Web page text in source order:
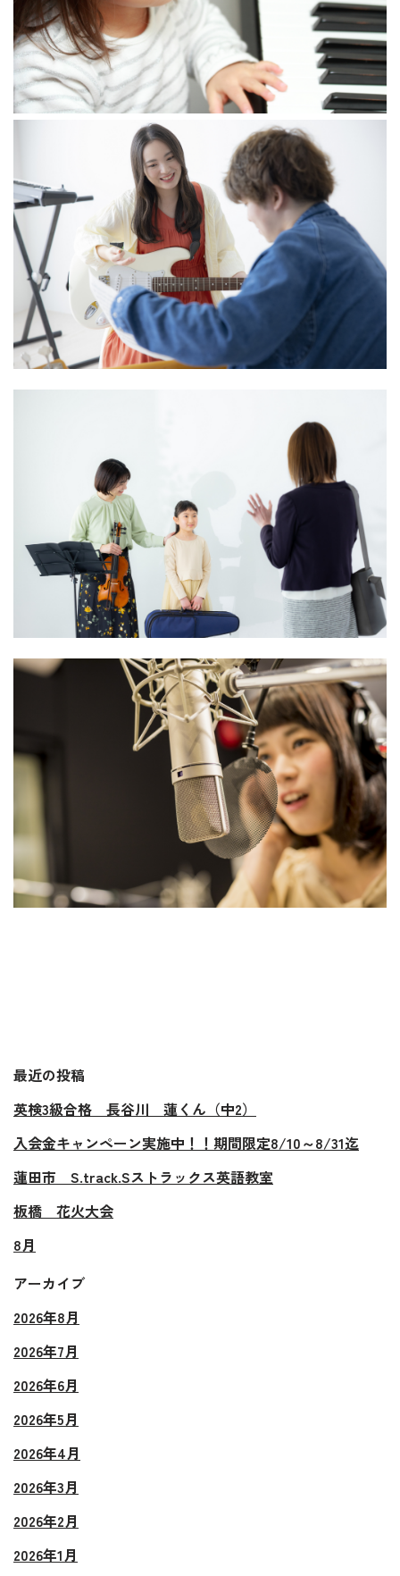
最近の投稿
英検3級合格 長谷川 蓮くん（中2）
入会金キャンペーン実施中！！期間限定8/10～8/31迄
蓮田市 S.track.Sストラックス英語教室
板橋 花火大会
8月
アーカイブ
2026年8月
2026年7月
2026年6月
2026年5月
2026年4月
2026年3月
2026年2月
2026年1月